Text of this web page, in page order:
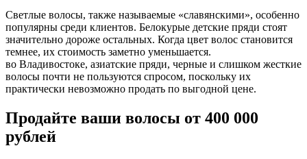
Светлые волосы, также называемые «славянскими», особенно
популярны среди клиентов. Белокурые детские пряди стоят
значительно дороже остальных. Когда цвет волос становится
темнее, их стоимость заметно уменьшается.
во Владивостоке, азиатские пряди, черные и слишком жесткие
волосы почти не пользуются спросом, поскольку их
практически невозможно продать по выгодной цене.
Продайте ваши волосы от 400 000
рублей